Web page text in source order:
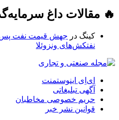
🔥 مقالات داغ
کینگ در جهش قیمت نفت پس
نفتکش‌های ونزوئلا
ای‌اِی اینوستمنت
آگهی تبلیغاتی
حریم خصوصی مخاطبان
قوانین نشر خبر